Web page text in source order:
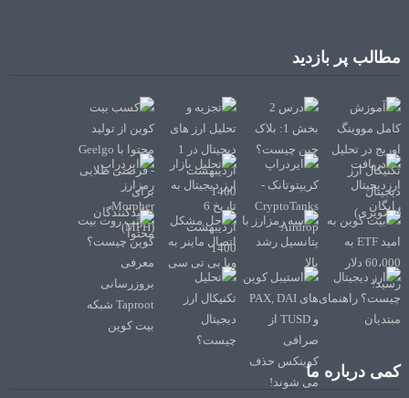
مطالب پر بازدید
کمی درباره ما